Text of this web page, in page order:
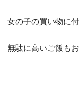
女の子の買い物に
無駄に高いご飯も